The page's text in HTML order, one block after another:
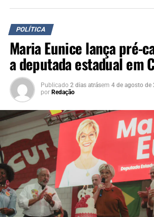
POLÍTICA
Maria Eunice lança pré-
a deputada estadual em
Publicado 2 dias atrásem 4 de agosto de
por Redação